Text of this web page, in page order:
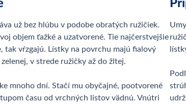
už bez hlúbu v podobe obratých ružičiek.
objem ťažké a uzatvorené. Tie najčerstvejšie
tak vŕzgajú. Lístky na povrchu majú fialový
v strede ružičky až do žltej.
mnoho dní. Stačí mu obyčajné, pootvorené
času od vrchných listov vädnú. Vnútri